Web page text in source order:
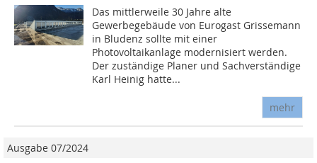
Das mittlerweile 30 Jahre alte
Gewerbegebäude von Eurogast Grissemann
in Bludenz sollte mit einer
Photovoltaikanlage modernisiert werden.
Der zuständige Planer und Sachverständige
Karl Heinig hatte...
mehr
Ausgabe 07/2024